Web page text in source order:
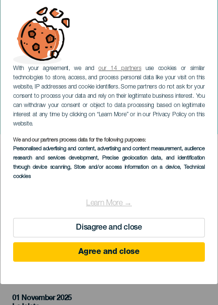
With your agreement, we andour 14 partnersuse cookies or similar
technologies to store, access, and process personal data like your visit on this
website, IP addresses and cookie identifiers. Some partners do not ask for your
consent to process your data and rely on their legitimate business interest. You
can withdraw your consent or object to data processing based on legitimate
interest at any time by clicking on “Learn More” or in our Privacy Policy on this
website.
We and our partners process data for the following purposes:
Personalised advertising and content, advertising and content measurement, audience
research and services development, Precise geolocation data, and identification
through device scanning, Store and/or access information on a device, Technical
cookies
Learn More →
Disagree and close
Agree and close
Craig David koncerten
GRAN CANARIA
Imagen
Listado
01 November 2025